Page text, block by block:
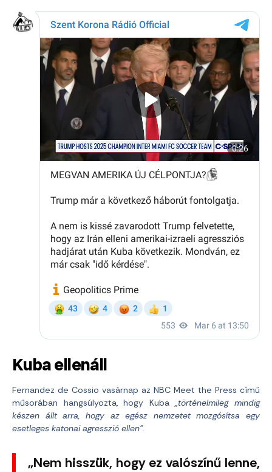
Kuba ellenáll
Fernandez de Cossio vasárnap az NBC Meet the Press című
műsorában hangsúlyozta, hogy Kuba
„történelmileg mindig
készen állt arra, hogy az egész nemzetet mozgósítsa egy
esetleges katonai agresszió ellen”.
„Nem hisszük, hogy ez valószínű lenne,